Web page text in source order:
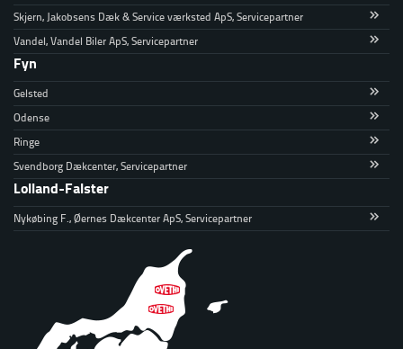
Skjern, Jakobsens Dæk & Service værksted ApS, Servicepartner
Vandel, Vandel Biler ApS, Servicepartner
Fyn
Gelsted
Odense
Ringe
Svendborg Dækcenter, Servicepartner
Lolland-Falster
Nykøbing F., Øernes Dækcenter ApS, Servicepartner